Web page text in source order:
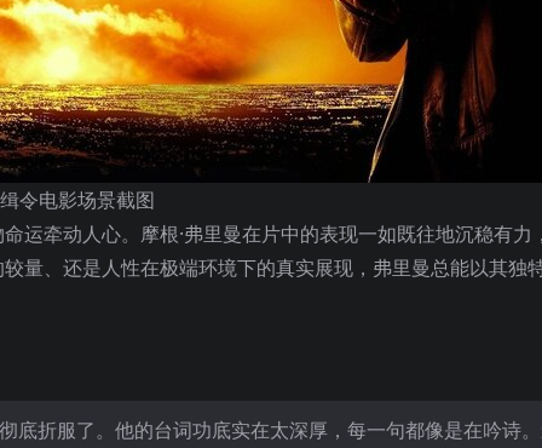
令电影场景截图
运牵动人心。摩根·弗里曼在片中的表现一如既往地沉稳有力
、还是人性在极端环境下的真实展现，弗里曼总能以其独
底折服了。他的台词功底实在太深厚，每一句都像是在吟诗